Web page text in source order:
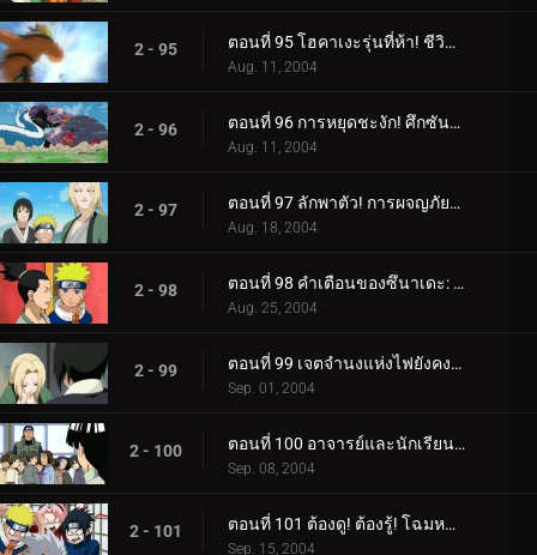
2 - 95 ตอนที่ 95 โฮคาเงะรุ่นที่ห้า! ชีวิตบนเส้น!
Aug. 11, 2004
2 - 96 ตอนที่ 96 การหยุดชะงัก! ศึกซันนิน!
Aug. 11, 2004
2 - 97 ตอนที่ 97 ลักพาตัว! การผจญภัยในบ่อน้ำพุร้อนของนารูโตะ!
Aug. 18, 2004
2 - 98 ตอนที่ 98 คำเตือนของซึนาเดะ: หมดนินจาแล้ว!
Aug. 25, 2004
2 - 99 ตอนที่ 99 เจตจำนงแห่งไฟยังคงเผาไหม้!
Sep. 01, 2004
2 - 100 ตอนที่ 100 อาจารย์และนักเรียน: สายสัมพันธ์ของชิโนบิ!
Sep. 08, 2004
2 - 101 ตอนที่ 101 ต้องดู! ต้องรู้! โฉมหน้าที่แท้จริงของอาจารย์คาคาชิ!
Sep. 15, 2004